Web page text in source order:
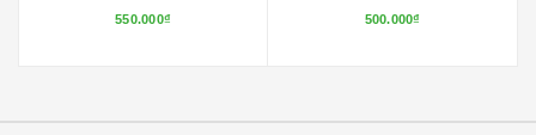
tại tòa nhà MITEC số 1
500.000₫
thành lập công ty tại 54
800.000₫